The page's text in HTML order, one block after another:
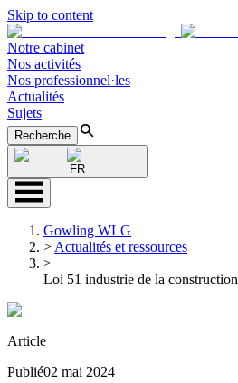
Skip to content
Notre cabinet
Nos activités
Nos professionnel·les
Actualités
Sujets
Recherche
FR
Gowling WLG
> Actualités et ressources
>
Loi 51 industrie de la construction
Article
Publié02 mai 2024